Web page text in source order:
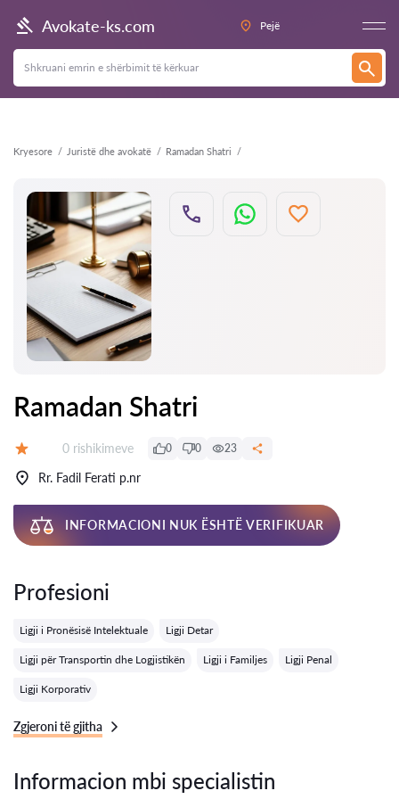
Avokate-ks.com Pejë
Kryesore Juristë dhe avokatë Ramadan Shatri
Kthehu
Ramadan Shatri
Rishikime:
0 rishikimeve 0 0 23
Rr. Fadil Ferati p.nr
INFORMACIONI NUK ËSHTË VERIFIKUAR
Profesioni
Ligji i Pronësisë Intelektuale Ligji Detar
Ligji për Transportin dhe Logjistikën Ligji i Familjes Ligji Penal
Ligji Korporativ
Zgjeroni të gjitha
Informacion mbi specialistin